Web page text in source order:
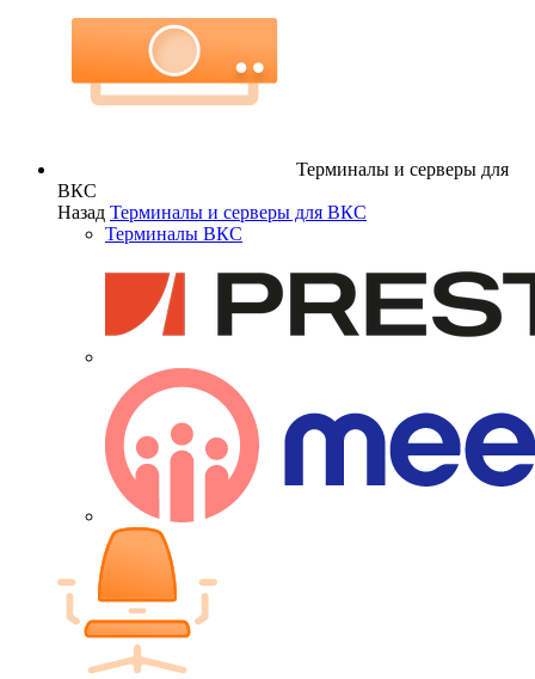
Терминалы и серверы для
ВКС
Назад Терминалы и серверы для ВКС
Терминалы ВКС